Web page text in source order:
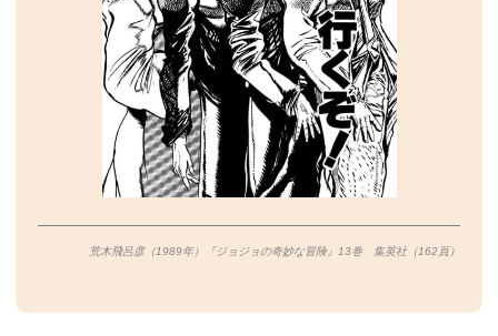
荒木飛呂彦（1989年）『ジョジョの奇妙な冒険』13巻 集英社（162頁）